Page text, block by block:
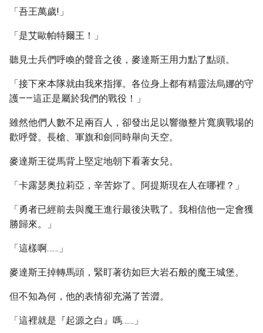
「吾王萬歲!」
「是艾歐帕特爾王！」
聽見士兵們呼喚的聲音之後，麥達斯王用力點了點頭。
「接下來本隊就由我來指揮。各位身上都有精靈法烏娜的守
護——這正是屬於我們的戰役！」
雖然他們人數不足兩百人，卻發出足以響徹整片寬廣戰場的
歡呼聲。長槍、軍旗和劍同時舉向天空。
麥達斯王從馬背上堅定地朝下看著女兒。
「卡露瑟奥拉莉亞，辛苦妳了。阿提斯現在人在哪裡？」
「勇者已經前去與魔王進行最後決戰了。我相信他一定會獲
勝歸來。」
「這樣啊……」
麥達斯王掉轉馬頭，緊盯著彷如巨大岩石般的魔王城堡。
但不知為何，他的表情卻充滿了苦澀。
「這裡就是『起源之白』嗎……」